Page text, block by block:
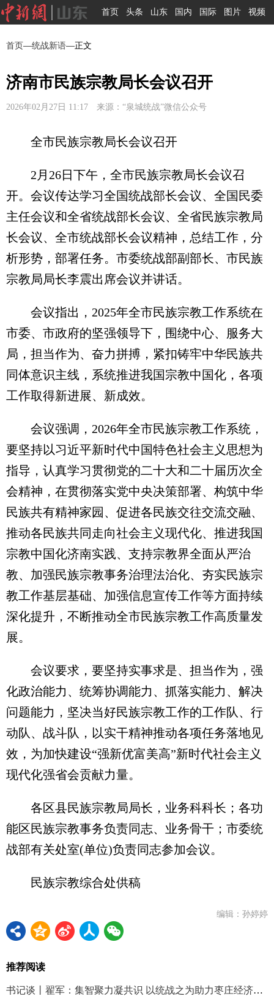
首页 头条 山东 国内 国际 图片 视频
首页—统战新语—正文
济南市民族宗教局长会议召开
2026年02月27日 11:17 来源：“泉城统战”微信公众号
全市民族宗教局长会议召开
2月26日下午，全市民族宗教局长会议召
开。会议传达学习全国统战部长会议、全国民委
主任会议和全省统战部长会议、全省民族宗教局
长会议、全市统战部长会议精神，总结工作，分
析形势，部署任务。市委统战部副部长、市民族
宗教局局长李震出席会议并讲话。
会议指出，2025年全市民族宗教工作系统在
市委、市政府的坚强领导下，围绕中心、服务大
局，担当作为、奋力拼搏，紧扣铸牢中华民族共
同体意识主线，系统推进我国宗教中国化，各项
工作取得新进展、新成效。
会议强调，2026年全市民族宗教工作系统，
要坚持以习近平新时代中国特色社会主义思想为
指导，认真学习贯彻党的二十大和二十届历次全
会精神，在贯彻落实党中央决策部署、构筑中华
民族共有精神家园、促进各民族交往交流交融、
推动各民族共同走向社会主义现代化、推进我国
宗教中国化济南实践、支持宗教界全面从严治
教、加强民族宗教事务治理法治化、夯实民族宗
教工作基层基础、加强信息宣传工作等方面持续
深化提升，不断推动全市民族宗教工作高质量发
展。
会议要求，要坚持实事求是、担当作为，强
化政治能力、统筹协调能力、抓落实能力、解决
问题能力，坚决当好民族宗教工作的工作队、行
动队、战斗队，以实干精神推动各项任务落地见
效，为加快建设“强新优富美高”新时代社会主义
现代化强省会贡献力量。
各区县民族宗教局局长，业务科科长；各功
能区民族宗教事务负责同志、业务骨干；市委统
战部有关处室(单位)负责同志参加会议。
民族宗教综合处供稿
编辑：孙婷婷
推荐阅读
书记谈丨翟军：集智聚力凝共识 以统战之为助力枣庄经济社会高质量发展